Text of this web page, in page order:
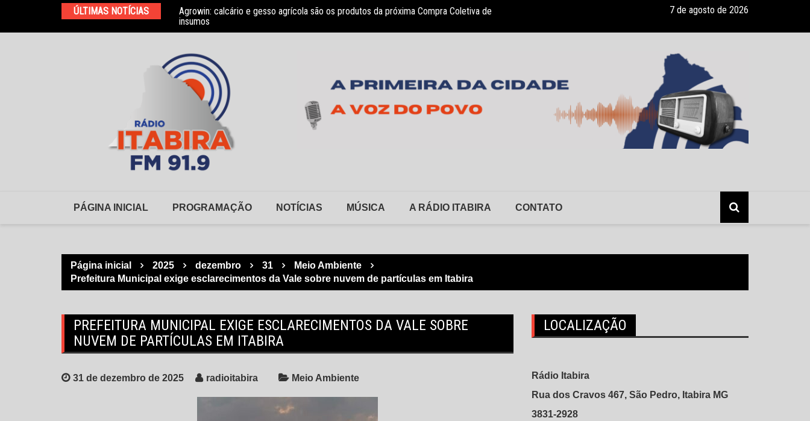
o
ÚLTIMAS NOTÍCIAS
Agrowin: calcário e gesso agrícola são os produtos da próxima Compra Coletiva de
insumos
Novo convênio com a Associação Nosso Lar garante atendimento a crianças com TEA Monlevade recebe pocket-show gratuito “A Bela e a Fera” na 16ª “Diversão
7 de agosto de 2026
PÁGINA INICIAL PROGRAMAÇÃO NOTÍCIAS MÚSICA A RÁDIO ITABIRA CONTATO
Página inicial 2025 dezembro 31
Meio Ambiente
Prefeitura Municipal exige esclarecimentos da Vale sobre nuvem de partículas em Itabira
PREFEITURA MUNICIPAL EXIGE ESCLARECIMENTOS DA VALE SOBRE
NUVEM DE PARTÍCULAS EM ITABIRA
31 de dezembro de 2025 radioitabira Meio Ambiente
LOCALIZAÇÃO
Rádio Itabira
Rua dos Cravos 467, São Pedro, Itabira MG
3831-2928